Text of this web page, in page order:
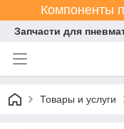
Компоненты
Запчасти для
Товары и услуги